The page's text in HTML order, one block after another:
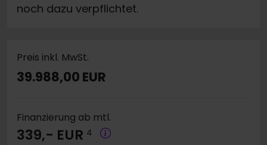
noch dazu verpflichtet.
Preis inkl. MwSt.
39.988,00 EUR
Finanzierung ab mtl.
339,- EUR 4